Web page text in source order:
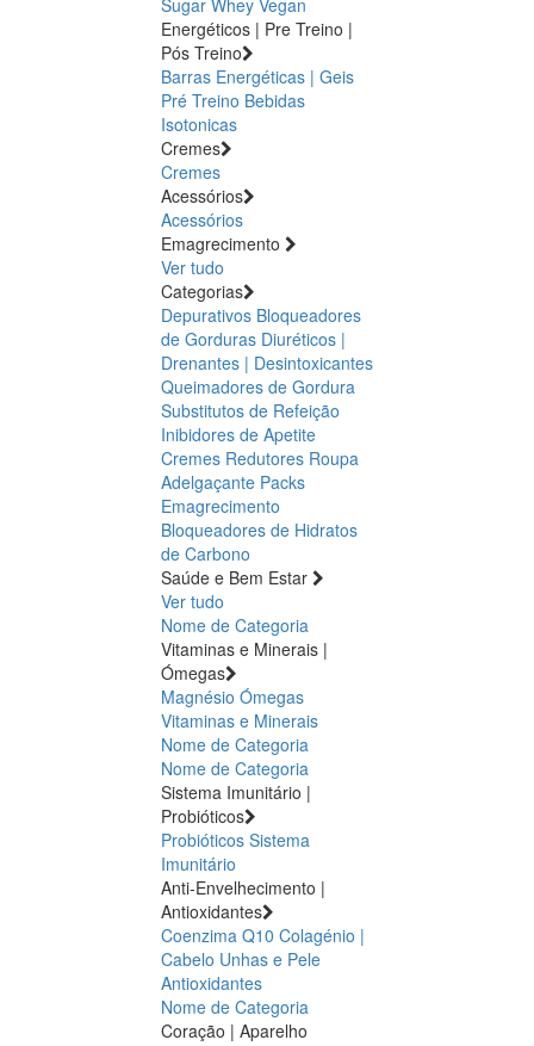
Energéticos | Pre Treino |
Pós Treino
Barras Energéticas | Geis
Pré Treino Bebidas
Isotonicas
Cremes
Cremes
Acessórios
Acessórios
Emagrecimento
Ver tudo
Categorias
Depurativos Bloqueadores
de Gorduras Diuréticos |
Drenantes | Desintoxicantes
Queimadores de Gordura
Substitutos de Refeição
Inibidores de Apetite
Cremes Redutores Roupa
Adelgaçante Packs
Emagrecimento
Bloqueadores de Hidratos
de Carbono
Saúde e Bem Estar
Ver tudo
Nome de Categoria
Vitaminas e Minerais |
Ómegas
Magnésio Ómegas
Vitaminas e Minerais
Nome de Categoria
Nome de Categoria
Sistema Imunitário |
Probióticos
Probióticos Sistema
Imunitário
Anti-Envelhecimento |
Antioxidantes
Coenzima Q10 Colagénio |
Cabelo Unhas e Pele
Antioxidantes
Nome de Categoria
Coração | Aparelho